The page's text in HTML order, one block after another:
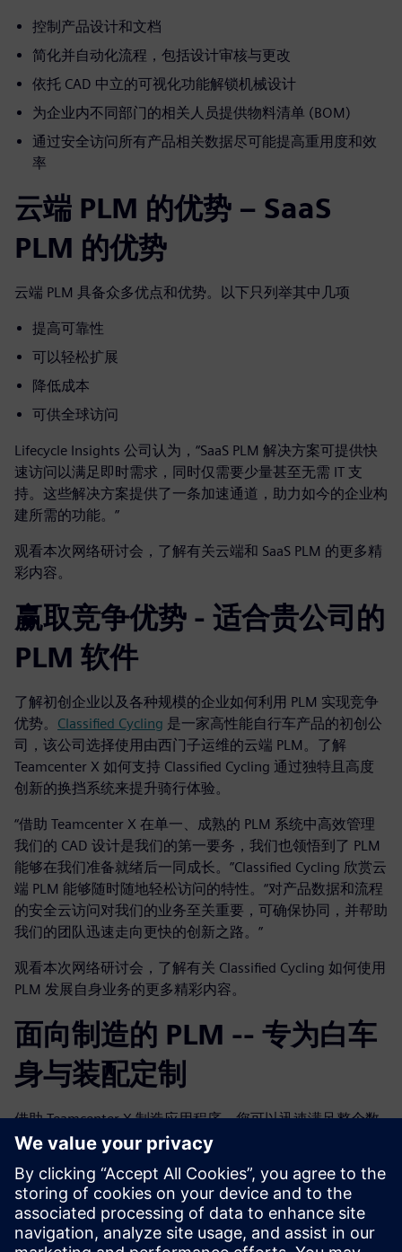
控制产品设计和文档
简化并自动化流程，包括设计审核与更改
依托 CAD 中立的可视化功能解锁机械设计
为企业内不同部门的相关人员提供物料清单 (BOM)
通过安全访问所有产品相关数据尽可能提高重用度和效
率
云端 PLM 的优势 – SaaS
PLM 的优势
云端 PLM 具备众多优点和优势。以下只列举其中几项
提高可靠性
可以轻松扩展
降低成本
可供全球访问
Lifecycle Insights 公司认为，“SaaS PLM 解决方案可提供快
速访问以满足即时需求，同时仅需要少量甚至无需 IT 支
持。这些解决方案提供了一条加速通道，助力如今的企业构
建所需的功能。”
观看本次网络研讨会，了解有关云端和 SaaS PLM 的更多精
彩内容。
赢取竞争优势 - 适合贵公司的
PLM 软件
了解初创企业以及各种规模的企业如何利用 PLM 实现竞争
优势。 Classified Cycling 是一家高性能自行车产品的初创公
司，该公司选择使用由西门子运维的云端 PLM。了解
Teamcenter X 如何支持 Classified Cycling 通过独特且高度
创新的换挡系统来提升骑行体验。
“借助 Teamcenter X 在单一、成熟的 PLM 系统中高效管理
我们的 CAD 设计是我们的第一要务，我们也领悟到了 PLM
能够在我们准备就绪后一同成长。”Classified Cycling 欣赏云
端 PLM 能够随时随地轻松访问的特性。“对产品数据和流程
的安全云访问对我们的业务至关重要，可确保协同，并帮助
我们的团队迅速走向更快的创新之路。”
观看本次网络研讨会，了解有关 Classified Cycling 如何使用
PLM 发展自身业务的更多精彩内容。
面向制造的 PLM -- 专为白车
身与装配定制
借助 Teamcenter X 制造应用程序，您可以迅速满足整个数
字化企业中的多种制造需求。此应用程序可以确保制造信息
从而为规划、设计和仿真过程提供支持。
Teamcenter X 制造应用程序的初始版本支持白车身定制解
决方案，能够使用装配生产线规划、工艺仿真、夹具规划、